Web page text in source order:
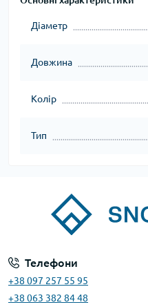
Діаметр
Довжина
Колір
Тип
Телефони
+38 097 257 55 95
+38 063 382 84 48